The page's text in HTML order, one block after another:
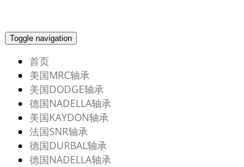
Toggle navigation
首页
美国MRC轴承
美国DODGE轴承
德国NADELLA轴承
美国KAYDON轴承
法国SNR轴承
德国DURBAL轴承
德国NADELLA轴承